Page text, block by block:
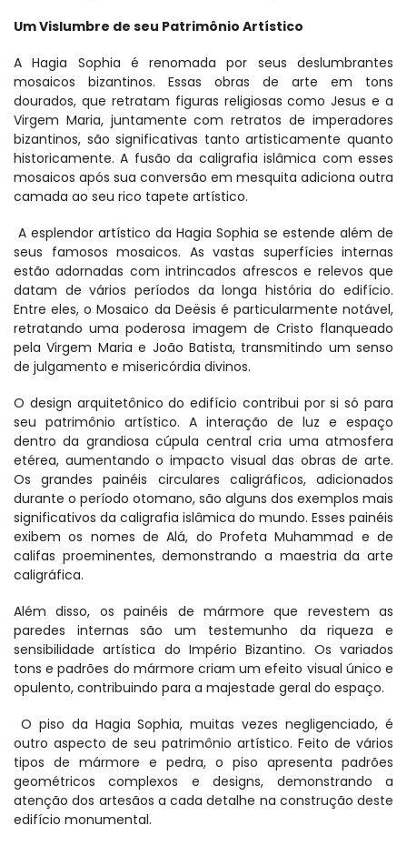
Um Vislumbre de seu Patrimônio Artístico
A Hagia Sophia é renomada por seus deslumbrantes
mosaicos bizantinos. Essas obras de arte em tons
dourados, que retratam figuras religiosas como Jesus e a
Virgem Maria, juntamente com retratos de imperadores
bizantinos, são significativas tanto artisticamente quanto
historicamente. A fusão da caligrafia islâmica com esses
mosaicos após sua conversão em mesquita adiciona outra
camada ao seu rico tapete artístico.
seus famosos mosaicos. As vastas superfícies internas
estão adornadas com intrincados afrescos e relevos que
datam de vários períodos da longa história do edifício.
Entre eles, o Mosaico da Deësis é particularmente notável,
retratando uma poderosa imagem de Cristo flanqueado
pela Virgem Maria e João Batista, transmitindo um senso
de julgamento e misericórdia divinos.
O design arquitetônico do edifício contribui por si só para
seu patrimônio artístico. A interação de luz e espaço
dentro da grandiosa cúpula central cria uma atmosfera
etérea, aumentando o impacto visual das obras de arte.
Os grandes painéis circulares caligráficos, adicionados
durante o período otomano, são alguns dos exemplos mais
significativos da caligrafia islâmica do mundo. Esses painéis
exibem os nomes de Alá, do Profeta Muhammad e de
califas proeminentes, demonstrando a maestria da arte
caligráfica.
Além disso, os painéis de mármore que revestem as
paredes internas são um testemunho da riqueza e
sensibilidade artística do Império Bizantino. Os variados
tons e padrões do mármore criam um efeito visual único e
opulento, contribuindo para a majestade geral do espaço.
outro aspecto de seu patrimônio artístico. Feito de vários
tipos de mármore e pedra, o piso apresenta padrões
geométricos complexos e designs, demonstrando a
atenção dos artesãos a cada detalhe na construção deste
edifício monumental.